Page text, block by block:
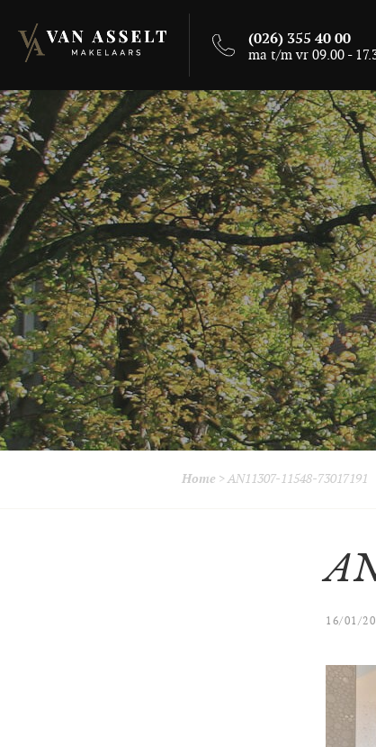
(026) 355 40 00
ma t/m vr 09.00 -
Home >AN11307-11548-73017191
16/01/